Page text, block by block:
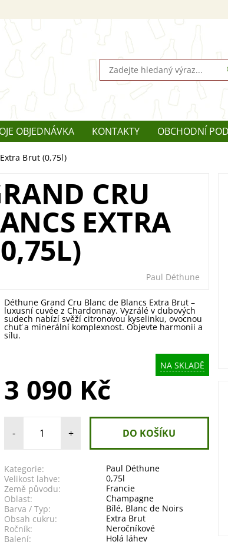
OBJEDNÁVKA KONTAKTY
OBCHODNÍ
Brut (0,75l)
CRU
EXTRA
Paul Déthune
Déthune Grand Cru Blanc de Blancs Extra Brut –
luxusní cuvée z Chardonnay. Vyzrálé v dubových
sudech nabízí svěží citronovou kyselinku, ovocnou
chuť a minerální komplexnost. Objevte harmonii a
sílu.
NA SKLADĚ
3 090 Kč
- +
Kategorie:
Paul Déthune
Velikost lahve:
0,75l
Země původu:
Francie
Oblast:
Champagne
Barva / Typ:
Bílé, Blanc de Noirs
Obsah cukru:
Extra Brut
Ročník:
Neročníkové
Balení:
Holá láhev